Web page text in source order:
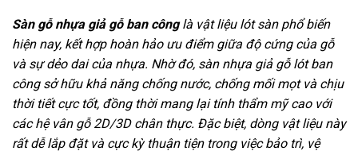
Sàn gỗ nhựa giả gỗ ban cônglà vật liệu lót sàn phổ biến
hiện nay, kết hợp hoàn hảo ưu điểm giữa độ cứng của gỗ
và sự dẻo dai của nhựa. Nhờ đó, sàn nhựa giả gỗ lót ban
công sở hữu khả năng chống nước, chống mối mọt và chịu
thời tiết cực tốt, đồng thời mang lại tính thẩm mỹ cao với
các hệ vân gỗ 2D/3D chân thực. Đặc biệt, dòng vật liệu này
rất dễ lắp đặt và cực kỳ thuận tiện trong việc bảo trì, vệ